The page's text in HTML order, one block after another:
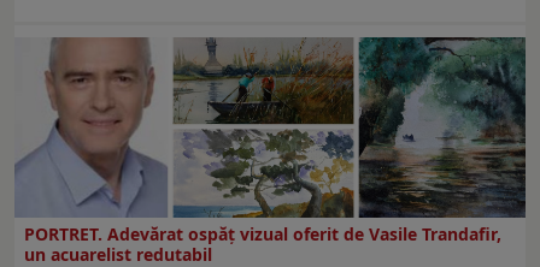
PORTRET. Adevărat ospăț vizual oferit de Vasile Trandafir,
un acuarelist redutabil